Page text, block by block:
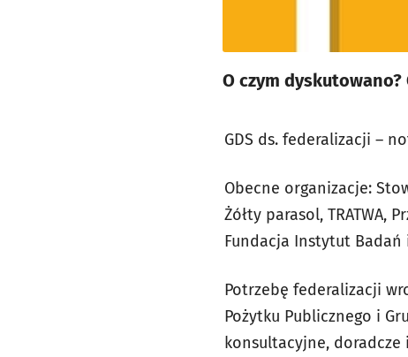
O czym
GDS ds. federalizacji –
Obecne organizacje:
Żółty parasol, TRATWA,
Fundacja Instytut Badań
Potrzebę federalizacji
Pożytku Publicznego i
konsultacyjne, doradcze